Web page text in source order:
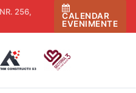
256,
CALENDAR
EVENIMENTE